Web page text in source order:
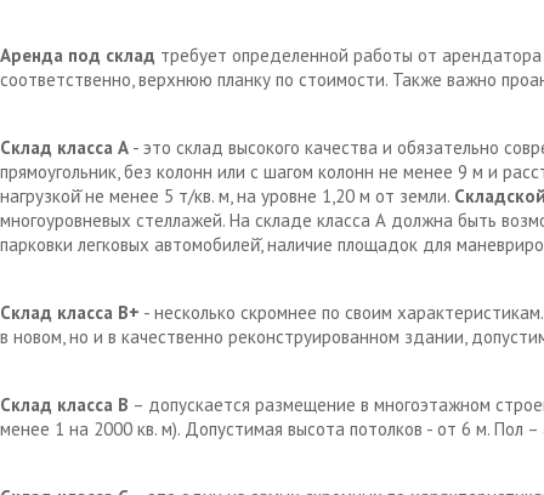
Аренда под склад требует определенной работы от
соответственно, верхнюю планку по стоимости. Также важно
Склад класса А - это склад высокого качества и обязательно
прямоугольник, без колонн или с шагом колонн не менее 9 м и
нагрузкой̆ не менее 5 т/кв. м, на уровне 1,20 м от земли.
многоуровневых стеллажей. На складе класса А должна быть
парковки легковых автомобилей̆, наличие площадок для
Склад класса В+ - несколько скромнее по своим
в новом, но и в качественно реконструированном здании,
Склад класса В – допускается размещение в многоэтажном
менее 1 на 2000 кв. м). Допустимая высота потолков - от 6 м. Пол